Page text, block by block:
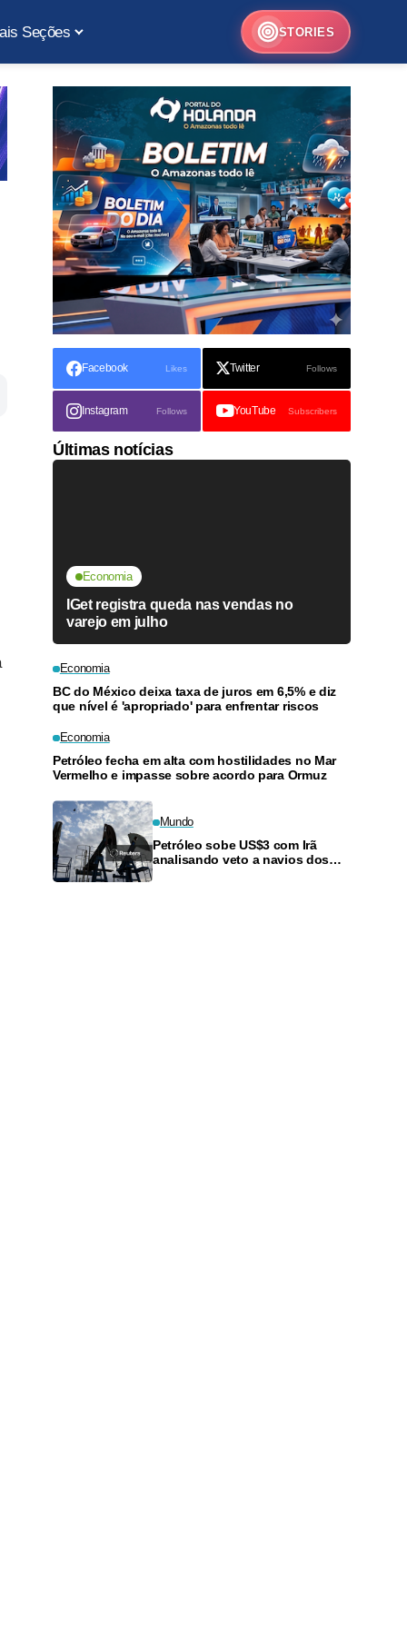
Seções STORIES
Facebook Likes Twitter Follows
Instagram Follows YouTube Subscribers
Últimas notícias
Economia
IGet registra queda nas vendas no
varejo em julho
Economia
BC do México deixa taxa de juros em 6,5% e diz
que nível é 'apropriado' para enfrentar riscos
Economia
Petróleo fecha em alta com hostilidades no Mar
Vermelho e impasse sobre acordo para Ormuz
Mundo
Petróleo sobe US$3 com Irã
analisando veto a navios dos